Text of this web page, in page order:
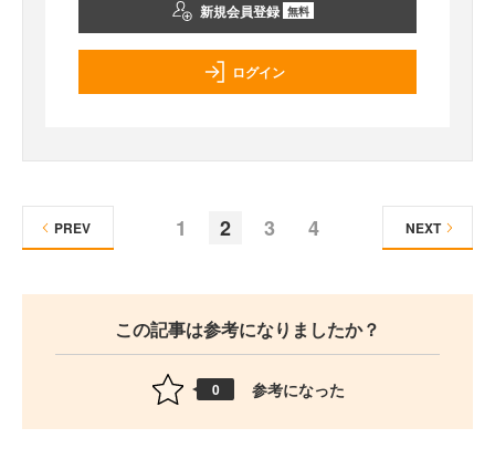
新規会員登録 無料
ログイン
1 2 3 4
PREV NEXT
この記事は参考になりましたか？
0 参考になった